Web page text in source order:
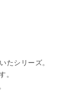
たシリーズ。
。